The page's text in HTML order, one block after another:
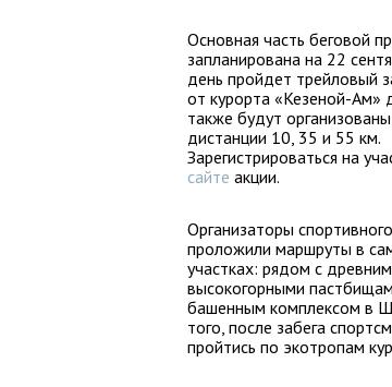
Основная часть беговой
запланирована на 22
день пройдет трейловый
от курорта «Кезеной-Ам»
также будут
дистанции 10, 35 и 55 км.
Зарегистрироваться на
сайте акции.
Организаторы
проложили маршруты в
участках: рядом с
высокогорными
башенным комплексом в
того, после забега
пройтись по экотропам